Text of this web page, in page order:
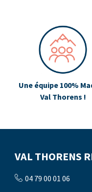
Une équipe 100%
Val Thorens !
VAL THORENS
04 79 00 01 06